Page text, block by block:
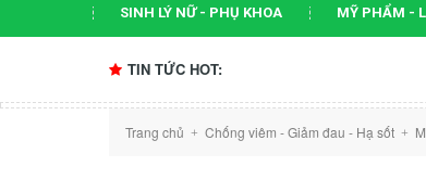
SINH LÝ NỮ - PHỤ KHOA MỸ PHẨM -
TIN TỨC HOT: 5 dấu
Trang chủ + Chống viêm - Giảm đau - Hạ sốt +